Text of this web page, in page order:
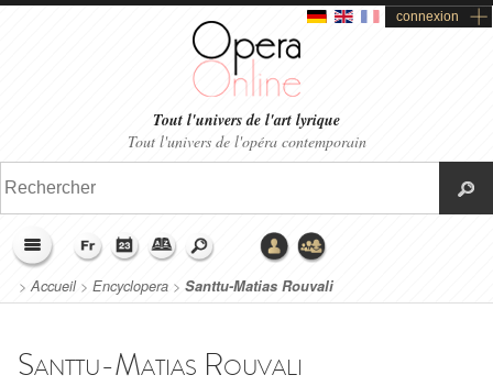
connexion
Tout l'univers de l'art lyrique
Tout l'univers de l'opéra contemporain
>Accueil> Encyclopera > Santtu-Matias Rouvali
Santtu-Matias Rouvali